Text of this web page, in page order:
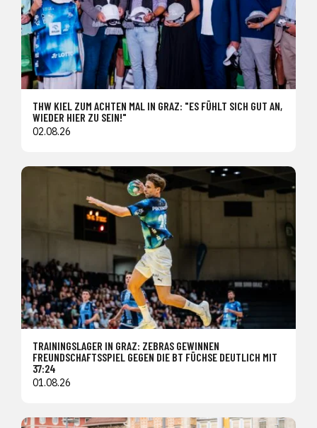
THW KIEL ZUM ACHTEN MAL IN GRAZ: "ES FÜHLT SICH GUT AN,
WIEDER HIER ZU SEIN!"
02.08.26
TRAININGSLAGER IN GRAZ: ZEBRAS GEWINNEN
FREUNDSCHAFTSSPIEL GEGEN DIE BT FÜCHSE DEUTLICH MIT
37:24
01.08.26